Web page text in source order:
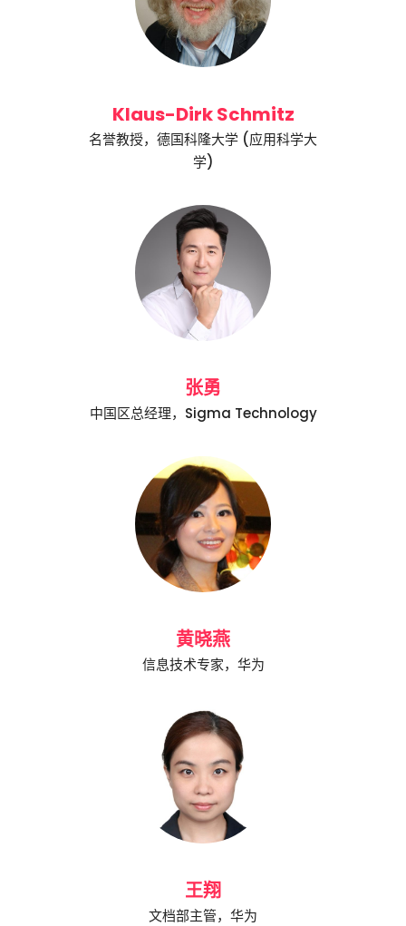
Klaus-Dirk Schmitz
名誉教授，德国科隆大学 (应用科学大
学)
张勇
中国区总经理，Sigma Technology
黄晓燕
信息技术专家，华为
王翔
文档部主管，华为